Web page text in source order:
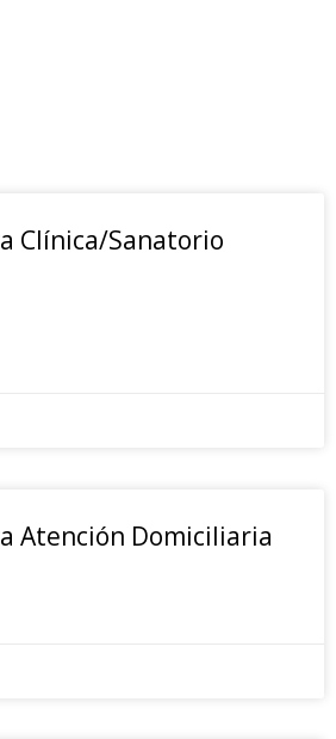
Clínica/Sanatorio
Atención Domiciliaria